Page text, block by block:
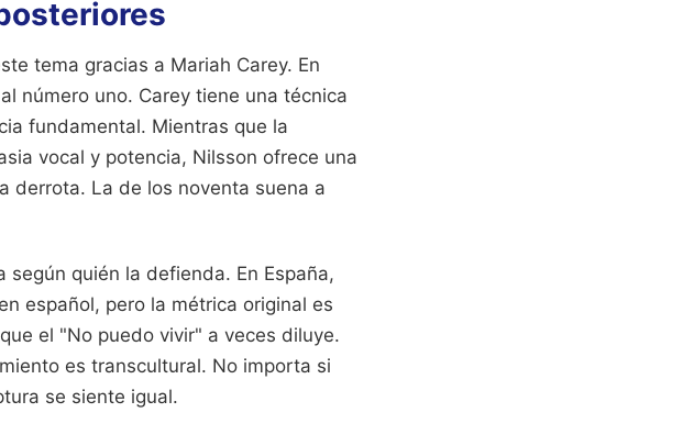
tema gracias a Mariah Carey. En
número uno. Carey tiene una técnica
fundamental. Mientras que la
vocal y potencia, Nilsson ofrece una
derrota. La de los noventa suena a
quién la defienda. En España,
español, pero la métrica original es
el "No puedo vivir" a veces diluye.
es transcultural. No importa si
se siente igual.